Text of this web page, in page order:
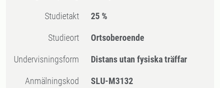
Studietakt 25 %
Studieort Ortsoberoende
Undervisningsform Distans utan fysiska träffar
Anmälningskod SLU-M3132